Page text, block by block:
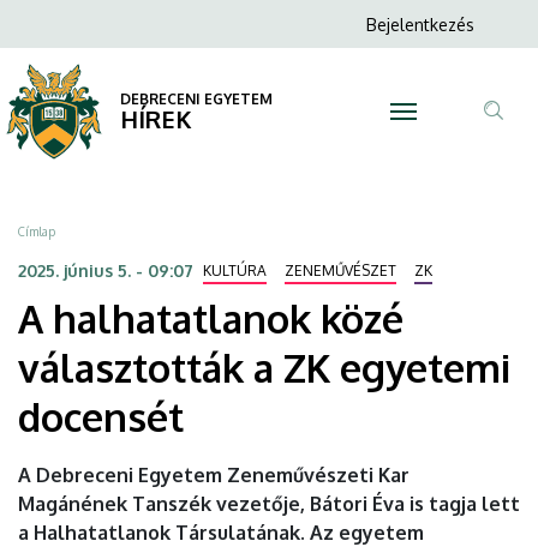
halhatatlanok
közé
választották
a
ZK
egyetemi
docensét
DEBRECENI
EGYETEM
a
tartalomra
Anonim
menüje
Bejelentkezés
DEBRECENI EGYETEM
HÍREK
Morzsa
Címlap
2025. június 5. - 09:07 KULTÚRA ZENEMŰVÉSZET ZK
A halhatatlanok közé
választották a ZK egyetemi
docensét
A Debreceni Egyetem Zeneművészeti Kar
Magánének Tanszék vezetője, Bátori Éva is tagja lett
a Halhatatlanok Társulatának. Az egyetem